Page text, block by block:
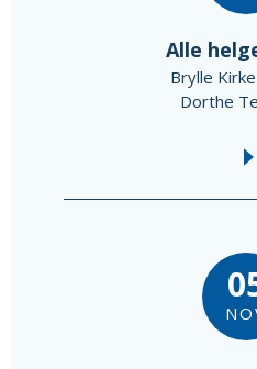
Alle
Brylle
Dorthe